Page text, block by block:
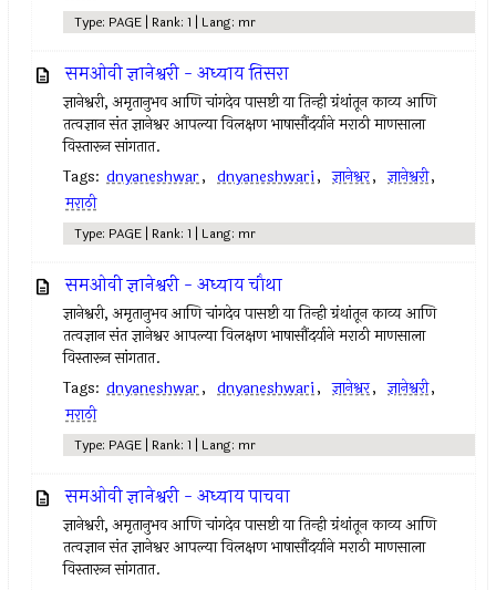
Type: PAGE | Rank: 1 | Lang: mr
समओवी ज्ञानेश्वरी - अध्याय तिसरा
ज्ञानेश्वरी, अमृतानुभव आणि चांगदेव पासष्टी या तिन्ही ग्रंथांतून काव्य आणि
तत्वज्ञान संत ज्ञानेश्वर आपल्या विलक्षण भाषासौंदर्याने मराठी माणसाला
विस्तारून सांगतात.
Tags: dnyaneshwar, dnyaneshwari, ज्ञानेश्वर, ज्ञानेश्वरी,
मराठी
Type: PAGE | Rank: 1 | Lang: mr
समओवी ज्ञानेश्वरी - अध्याय चौथा
ज्ञानेश्वरी, अमृतानुभव आणि चांगदेव पासष्टी या तिन्ही ग्रंथांतून काव्य आणि
तत्वज्ञान संत ज्ञानेश्वर आपल्या विलक्षण भाषासौंदर्याने मराठी माणसाला
विस्तारून सांगतात.
Tags: dnyaneshwar, dnyaneshwari, ज्ञानेश्वर, ज्ञानेश्वरी,
मराठी
Type: PAGE | Rank: 1 | Lang: mr
समओवी ज्ञानेश्वरी - अध्याय पाचवा
ज्ञानेश्वरी, अमृतानुभव आणि चांगदेव पासष्टी या तिन्ही ग्रंथांतून काव्य आणि
तत्वज्ञान संत ज्ञानेश्वर आपल्या विलक्षण भाषासौंदर्याने मराठी माणसाला
विस्तारून सांगतात.